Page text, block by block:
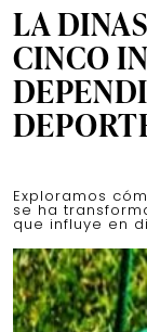
LA
CINCO
Exploramos
se ha
que influye en